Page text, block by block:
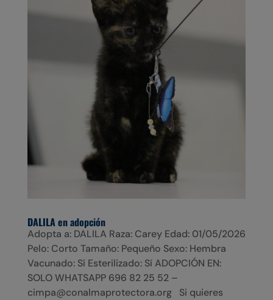
DALILA en adopción
Adopta a: DALILA Raza: Carey Edad: 01/05/2026
Pelo: Corto Tamaño: Pequeño Sexo: Hembra
Vacunado: Sí Esterilizado: Sí ADOPCIÓN EN:
SOLO WHATSAPP 696 82 25 52 –
cimpa@conalmaprotectora.org Si quieres